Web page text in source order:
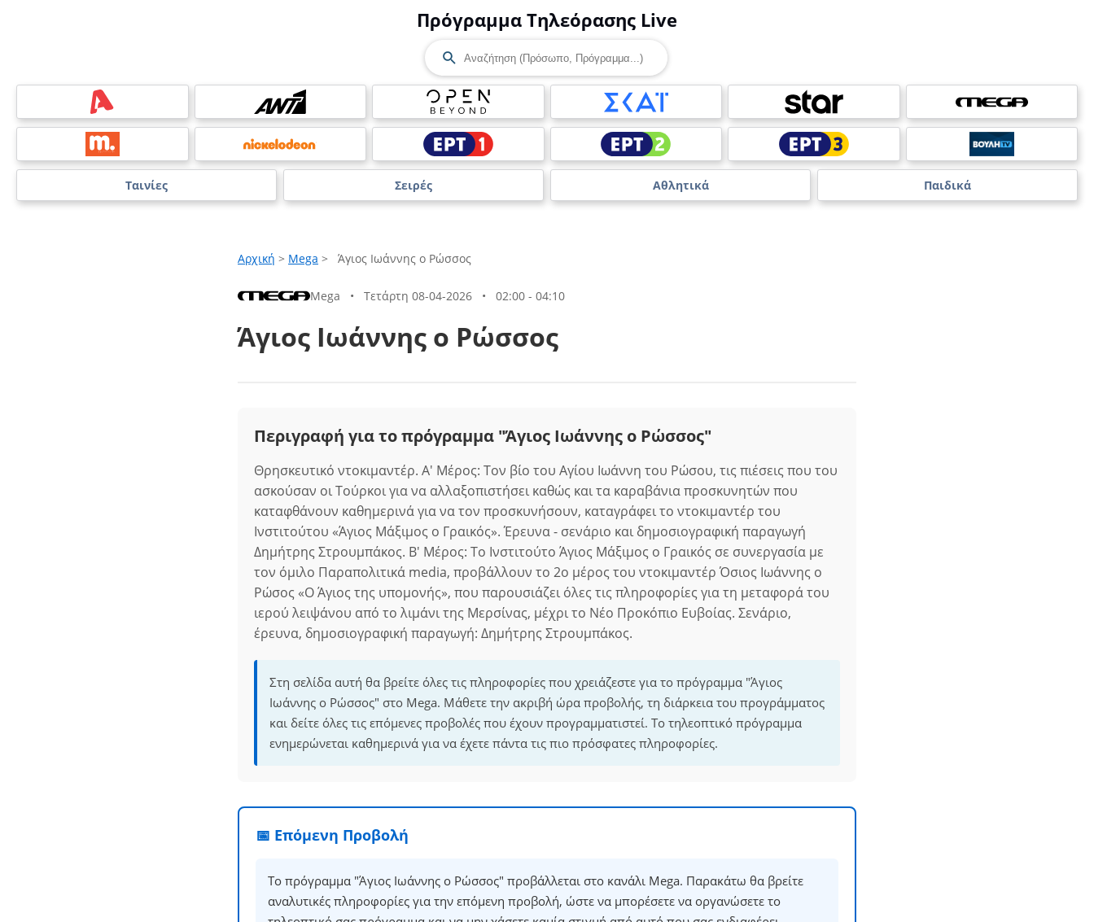
Πρόγραμμα Τηλεόρασης Live
Ταινίες Σειρές Αθλητικά Παιδικά
Αρχική > Mega > Άγιος Ιωάννης ο Ρώσσος
Mega • Τετάρτη 08-04-2026 • 02:00 - 04:10
Άγιος Ιωάννης ο Ρώσσος
Περιγραφή για το πρόγραμμα "Άγιος Ιωάννης ο Ρώσσος"
Θρησκευτικό ντοκιμαντέρ. Α' Μέρος: Τον βίο του Αγίου Ιωάννη του Ρώσου, τις πιέσεις που του
ασκούσαν οι Τούρκοι για να αλλαξοπιστήσει καθώς και τα καραβάνια προσκυνητών που
καταφθάνουν καθημερινά για να τον προσκυνήσουν, καταγράφει το ντοκιμαντέρ του
Ινστιτούτου «Άγιος Μάξιμος ο Γραικός». Έρευνα - σενάριο και δημοσιογραφική παραγωγή
Δημήτρης Στρουμπάκος. Β' Μέρος: Το Ινστιτούτο Άγιος Μάξιμος ο Γραικός σε συνεργασία με
τον όμιλο Παραπολιτικά media, προβάλλουν το 2o μέρος του ντοκιμαντέρ Όσιος Ιωάννης ο
Ρώσος «Ο Άγιος της υπομονής», που παρουσιάζει όλες τις πληροφορίες για τη μεταφορά του
ιερού λειψάνου από το λιμάνι της Μερσίνας, μέχρι το Νέο Προκόπιο Ευβοίας. Σενάριο,
έρευνα, δημοσιογραφική παραγωγή: Δημήτρης Στρουμπάκος.
Στη σελίδα αυτή θα βρείτε όλες τις πληροφορίες που χρειάζεστε για το πρόγραμμα "Άγιος
Ιωάννης ο Ρώσσος" στο Mega. Μάθετε την ακριβή ώρα προβολής, τη διάρκεια του προγράμματος
και δείτε όλες τις επόμενες προβολές που έχουν προγραμματιστεί. Το τηλεοπτικό πρόγραμμα
ενημερώνεται καθημερινά για να έχετε πάντα τις πιο πρόσφατες πληροφορίες.
📅 Επόμενη Προβολή
Το πρόγραμμα "Άγιος Ιωάννης ο Ρώσσος" προβάλλεται στο κανάλι Mega. Παρακάτω θα βρείτε
αναλυτικές πληροφορίες για την επόμενη προβολή, ώστε να μπορέσετε να οργανώσετε το